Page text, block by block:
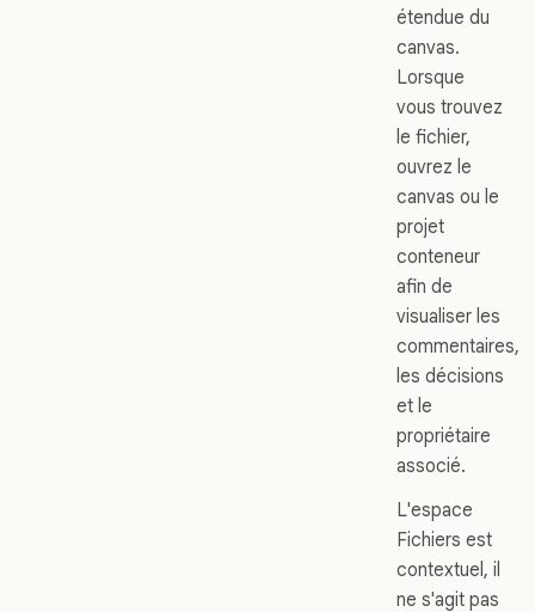
étendue du
canvas.
Lorsque
vous trouvez
le fichier,
ouvrez le
canvas ou le
projet
conteneur
afin de
visualiser les
commentaires,
les décisions
et le
propriétaire
associé.
L'espace
Fichiers est
contextuel, il
ne s'agit pas